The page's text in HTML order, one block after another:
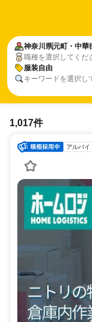
神奈川県元町・中華
職種を選択してくだ
服装自由
キーワードを選択し
神奈川県元町・中華
服装自由
1,017件
アルバイ